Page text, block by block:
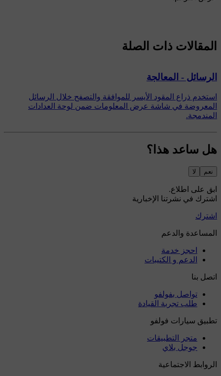
المقالات ذات الصلة
الرسائل - المعالجة
استخدم ذراع المقود الأيسر للموافقة والتصفح خلال الرسائل
المعروضة في شاشة عرض المعلومات ضمن لوحة العدادات
المندمجة.
هل ساعد هذا؟
نعم لا